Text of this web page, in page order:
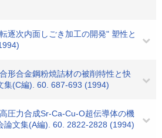
逐次内面しごき加工の開発" 塑性と
形合金鋼粉焼詰材の被削特性と快
集(C編). 60. 687-693 (1994)
圧力合成Sr-Ca-Cu-O超伝導体の機
論文集(A編). 60. 2822-2828 (1994)